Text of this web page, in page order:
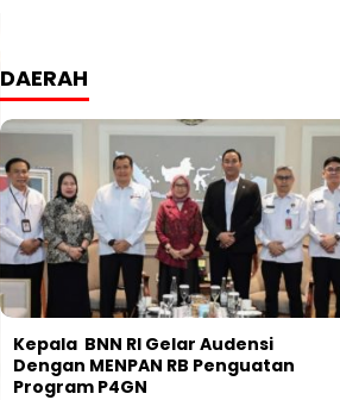
DAERAH
Kepala BNN RI Gelar Audensi
Dengan MENPAN RB Penguatan
Program P4GN